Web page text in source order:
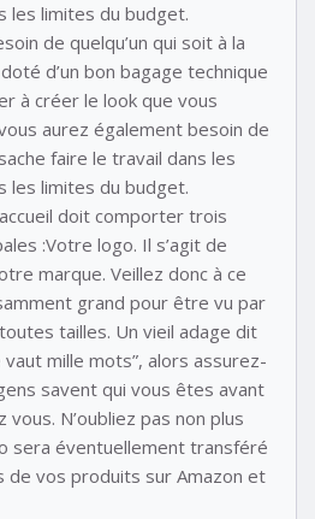
les limites du budget.
de quelqu’un qui soit à la
d’un bon bagage technique
à créer le look que vous
aurez également besoin de
faire le travail dans les
les limites du budget.
doit comporter trois
:Votre logo. Il s’agit de
marque. Veillez donc à ce
grand pour être vu par
tailles. Un vieil adage dit
vaut mille mots”, alors assurez-
savent qui vous êtes avant
vous. N’oubliez pas non plus
sera éventuellement transféré
de vos produits sur Amazon et